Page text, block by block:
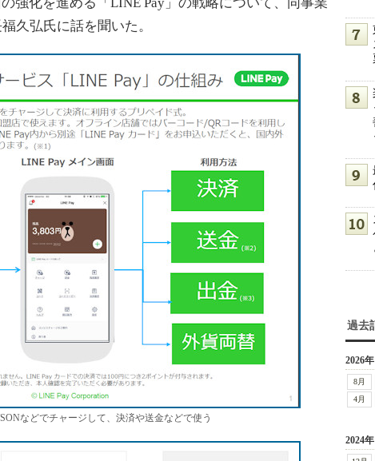
久弘氏に話を聞いた。
などでチャージして、決済や送金などで使う
過去
2026年
8月
4月
2024年